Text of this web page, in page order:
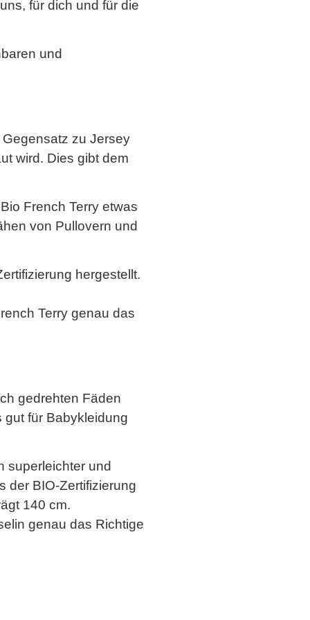
für dich und für die
und
zu Jersey
wird. Dies gibt dem
French Terry etwas
von Pullovern und
hergestellt.
Terry genau das
gedrehten Fäden
gut für Babykleidung
superleichter und
der BIO-Zertifizierung
140 cm.
genau das Richtige